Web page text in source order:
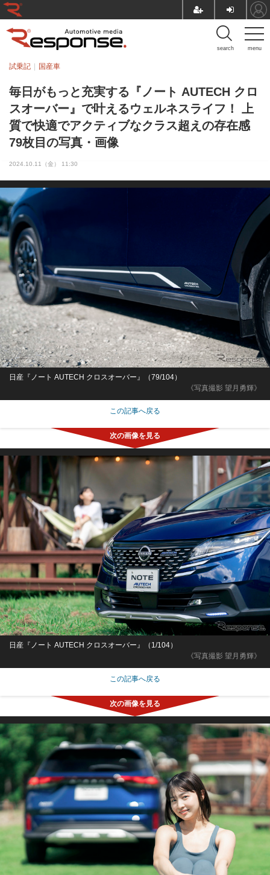
menu
search
毎日がもっと充実する『ノート AUTECH クロ
スオーバー』で叶えるウェルネスライフ！ 上
質で快適でアクティブなクラス超えの存在感
79枚目の写真・画像
試乗記 国産車
2024.10.11（金） 11:30
《写真撮影 望月勇輝》
日産『ノート AUTECH クロスオーバー』（79/104）
この記事へ戻る
《写真撮影 望月勇輝》
日産『ノート AUTECH クロスオーバー』（1/104）
この記事へ戻る